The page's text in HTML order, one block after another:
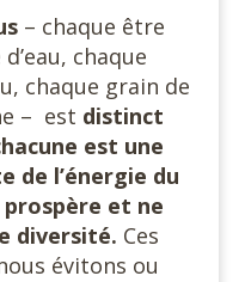
– chaque être
chaque
chaque grain de
– est distinct
est une
de l’énergie du
prospère et ne
diversité. Ces
évitons ou